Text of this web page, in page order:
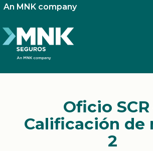
An MNK company
Oficio SCR
Calificación de
2